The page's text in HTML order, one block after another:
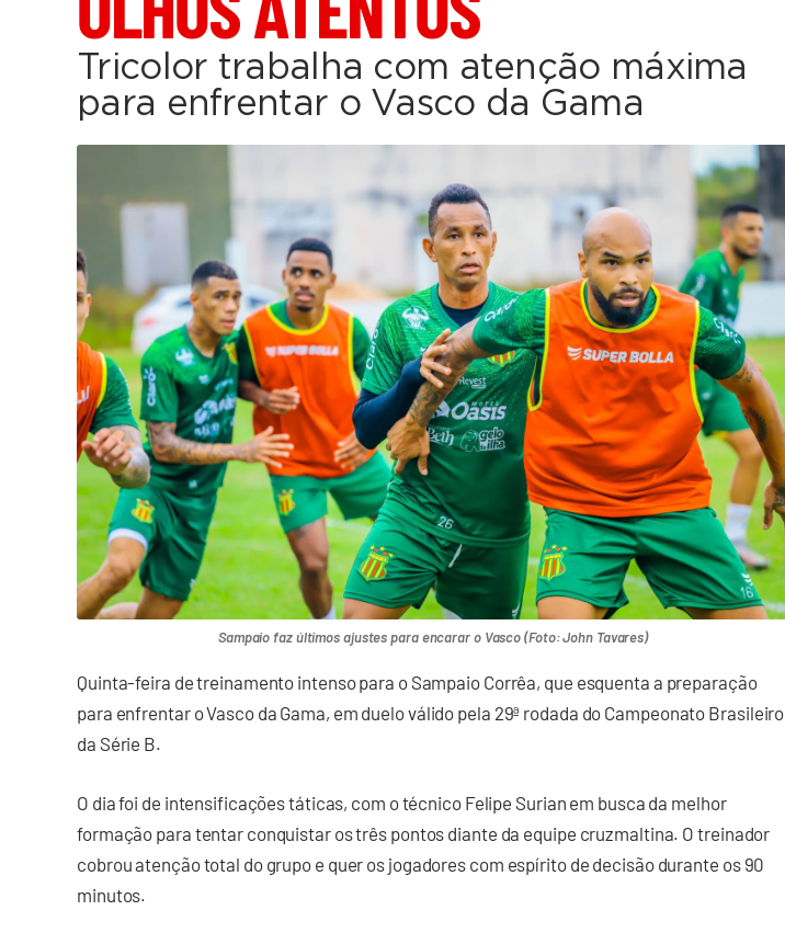
Tricolor trabalha com atenção máxima
para enfrentar o Vasco da Gama
Sampaio faz últimos ajustes para encarar o Vasco (Foto: John Tavares)
Quinta-feira de treinamento intenso para o Sampaio Corrêa, que esquenta a preparação
para enfrentar o Vasco da Gama, em duelo válido pela 29ª rodada do Campeonato Brasileiro
da Série B.
O dia foi de intensificações táticas, com o técnico Felipe Surian em busca da melhor
formação para tentar conquistar os três pontos diante da equipe cruzmaltina. O treinador
cobrou atenção total do grupo e quer os jogadores com espírito de decisão durante os 90
minutos.